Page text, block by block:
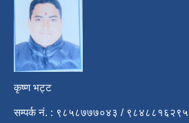
कृष्ण भट्ट
सम्पर्क नं. : ९८५८७७७०४३ / ९८४८८१६२९५